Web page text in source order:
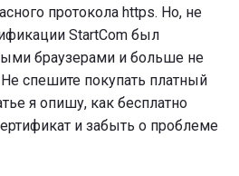
протокола https. Но, не
StartCom был
браузерами и больше не
спешите покупать платный
я опишу, как бесплатно
и забыть о проблеме